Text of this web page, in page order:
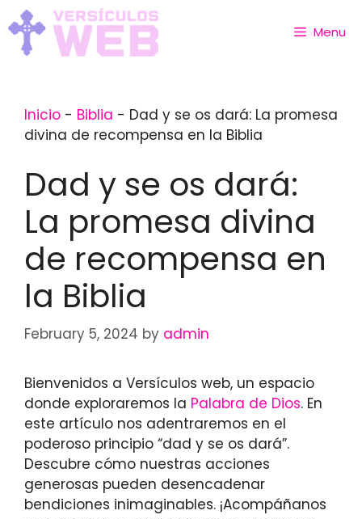
Skip
to
content
Menu
Inicio - Biblia - Dad y se os dará: La promesa
divina de recompensa en la Biblia
Dad y se os dará:
La promesa divina
de recompensa en
la Biblia
February 5, 2024 by admin
Bienvenidos a Versículos web, un espacio
donde exploraremos la Palabra de Dios. En
este artículo nos adentraremos en el
poderoso principio “dad y se os dará”.
Descubre cómo nuestras acciones
generosas pueden desencadenar
bendiciones inimaginables. ¡Acompáñanos